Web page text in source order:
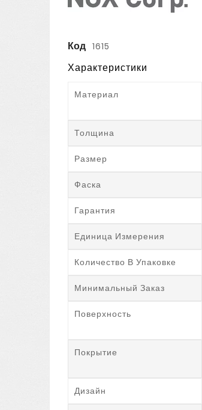
Код 1615
Характеристики
Материал
Толщина
Размер
Фаска
Гарантия
Единица Измерения
Количество В Упаковке
Минимальный Заказ
Поверхность
Покрытие
Дизайн